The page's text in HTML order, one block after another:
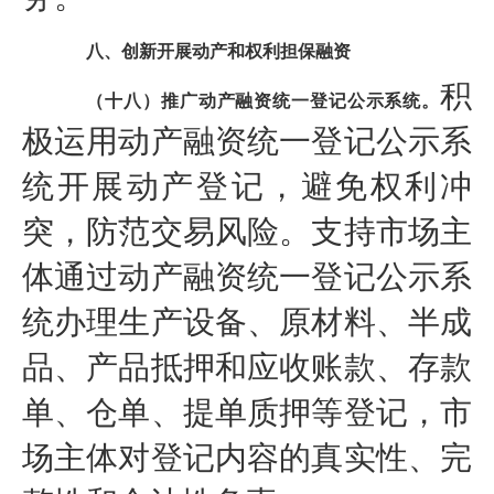
八、创新开展动产和权利担保融资
（十八）推广动产融资统一登记公示系统。 积
极运用动产融资统一登记公示系
统开展动产登记，避免权利冲
突，防范交易风险。支持市场主
体通过动产融资统一登记公示系
统办理生产设备、原材料、半成
品、产品抵押和应收账款、存款
单、仓单、提单质押等登记，市
场主体对登记内容的真实性、完